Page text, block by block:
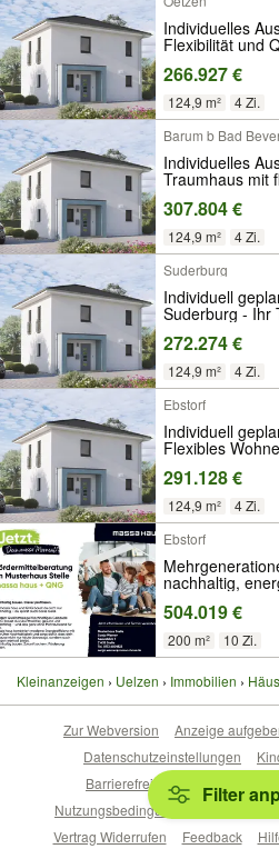
Individuelles
Flexibilität und
266.927 €
124,9 m²
4 Zi.
Barum b Bad
Individuelles
Traumhaus mit
307.804 €
124,9 m²
4 Zi.
Suderburg
Individuell
Suderburg - Ihr
272.274 €
124,9 m²
4 Zi.
Ebstorf
Individuell
Flexibles
291.128 €
124,9 m²
4 Zi.
Ebstorf
nachhaltig,
504.019 €
200 m² 10 Zi.
Kleinanzeigen Uelzen Immobilien
Filter
Zur Webversion Anzeige
Datenschutzeinstellungen
Barrierefreiheitserklärung
Nutzungsbedingungen
Beliebte
Vertrag Widerrufen
Feedback